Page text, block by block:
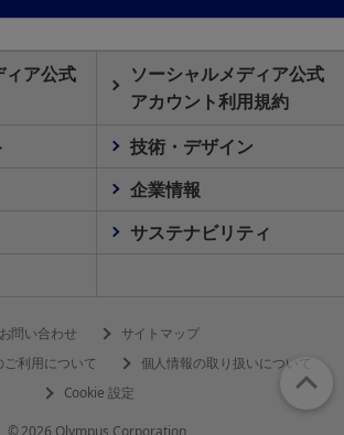
ィア公式
ソーシャルメディア公式
アカウント利用規約
技術・デザイン
企業情報
サステナビリティ
お問い合わせ
サイトマップ
利用について
個人情報の取り扱いについて
Cookie 設定
© 2026 Olympus Corporation